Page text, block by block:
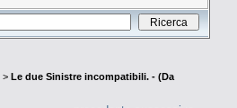
> Le due Sinistre incompatibili. - (Da